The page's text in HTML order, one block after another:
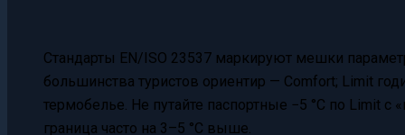
Стандарты EN/ISO 23537 маркируют мешки
большинства туристов ориентир — Comfort; Limit
термобелье. Не путайте паспортные −5 °C по Limit
граница часто на 3–5 °C выше.